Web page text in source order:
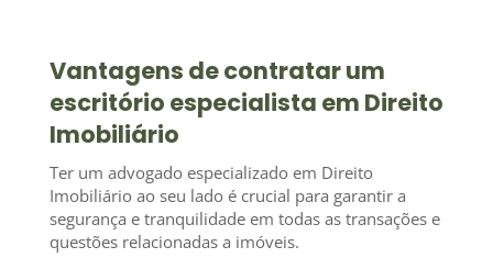
Vantagens de contratar um
escritório especialista em Direito
Imobiliário
Ter um advogado especializado em Direito
Imobiliário ao seu lado é crucial para garantir a
segurança e tranquilidade em todas as transações e
questões relacionadas a imóveis.